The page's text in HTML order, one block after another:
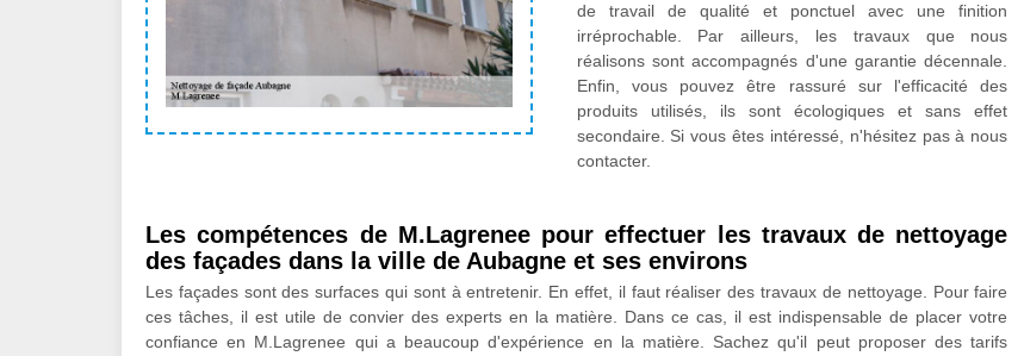
de travail de qualité et ponctuel avec une finition
irréprochable. Par ailleurs, les travaux que nous
réalisons sont accompagnés d'une garantie décennale.
Enfin, vous pouvez être rassuré sur l'efficacité des
produits utilisés, ils sont écologiques et sans effet
secondaire. Si vous êtes intéressé, n'hésitez pas à nous
contacter.
Les compétences de M.Lagrenee pour effectuer les travaux de nettoyage
des façades dans la ville de Aubagne et ses environs
Les façades sont des surfaces qui sont à entretenir. En effet, il faut réaliser des travaux de nettoyage. Pour faire
ces tâches, il est utile de convier des experts en la matière. Dans ce cas, il est indispensable de placer votre
confiance en M.Lagrenee qui a beaucoup d'expérience en la matière. Sachez qu'il peut proposer des tarifs